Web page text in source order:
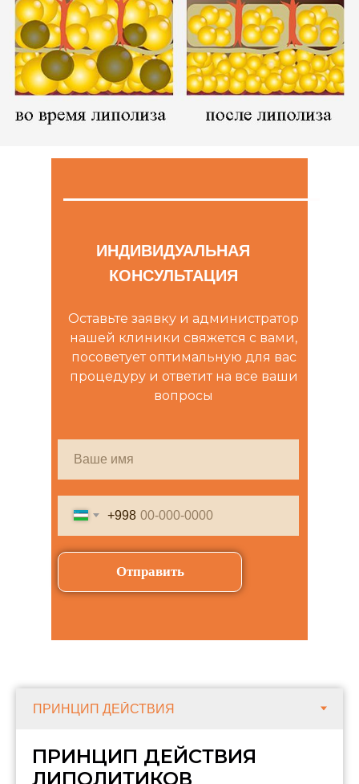
ИНДИВИДУАЛЬНАЯ
КОНСУЛЬТАЦИЯ
Оставьте заявку и администратор
нашей клиники свяжется с вами,
посоветует оптимальную для вас
процедуру и ответит на все ваши
вопросы
+998
Отправить
ПРИНЦИП ДЕЙСТВИЯ
ЛИПОЛИТИКОВ